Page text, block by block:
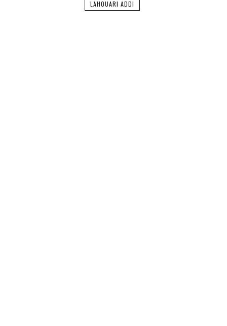
LAHOUARI ADDI